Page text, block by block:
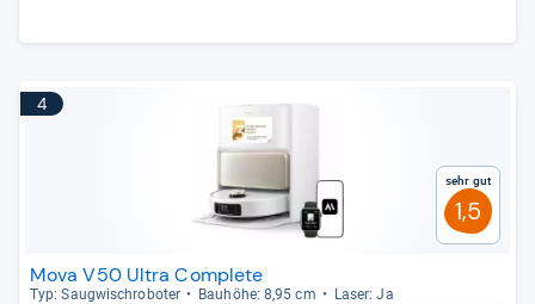
4
Sehr gut
1,5
Mova V50 Ultra Complete
Typ: Saug­wisch­ro­bo­ter Bau­höhe: 8,95 cm
Laser: Ja